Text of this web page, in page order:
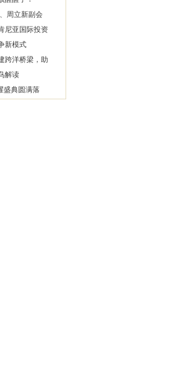
周立新副会
尼亚国际投资
新模式
跨洋桥梁，助
解读
盛典圆满落